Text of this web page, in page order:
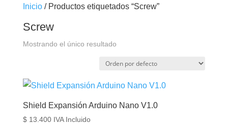
Inicio/ Productos etiquetados “Screw”
Screw
Mostrando el único resultado
Shield Expansión Arduino Nano V1.0
$13.400 IVA Incluido